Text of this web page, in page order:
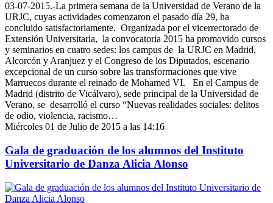
03-07-2015.-La primera semana de la Universidad de Verano de la
URJC, cuyas actividades comenzaron el pasado día 29, ha
concluido satisfactoriamente. Organizada por el vicerrectorado de
Extensión Universitaria, la convocatoria 2015 ha promovido cursos
y seminarios en cuatro sedes: los campus de la URJC en Madrid,
Alcorcón y Aranjuez y el Congreso de los Diputados, escenario
excepcional de un curso sobre las transformaciones que vive
Marruecos durante el reinado de Mohamed VI. En el Campus de
Madrid (distrito de Vicálvaro), sede principal de la Universidad de
Verano, se desarrolló el curso “Nuevas realidades sociales: delitos
de odio, violencia, racismo…
Miércoles 01 de Julio de 2015 a las 14:16
Gala de graduación de los alumnos del Instituto
Universitario de Danza Alicia Alonso